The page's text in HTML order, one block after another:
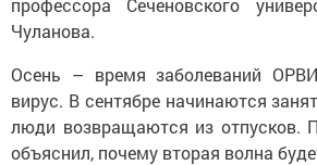
профессора Сеченовского
Чуланова.
Осень – время заболеваний
вирус. В сентябре начинаются
люди возвращаются из отпусков.
объяснил, почему вторая волна